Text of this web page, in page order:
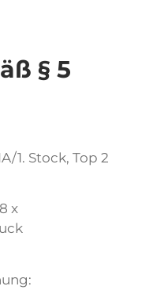
§ 5
1. Stock, Top 2
x